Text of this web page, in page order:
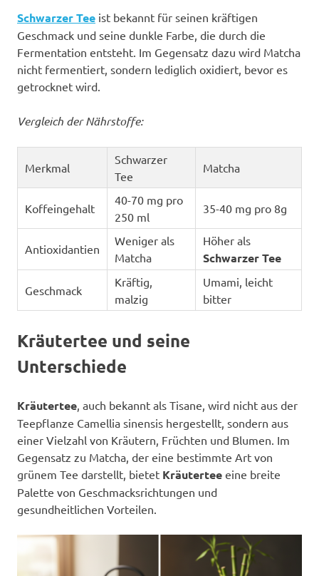
Schwarzer Tee ist bekannt für seinen kräftigen
Geschmack und seine dunkle Farbe, die durch die
Fermentation entsteht. Im Gegensatz dazu wird Matcha
nicht fermentiert, sondern lediglich oxidiert, bevor es
getrocknet wird.
Vergleich der Nährstoffe:
Merkmal
Schwarzer
Tee
Matcha
Koffeingehalt
40-70 mg pro
250 ml
35-40 mg pro 8g
Antioxidantien
Weniger als
Matcha
Höher als
Schwarzer Tee
Geschmack
Kräftig,
malzig
Umami, leicht
bitter
Kräutertee und seine
Unterschiede
Kräutertee, auch bekannt als Tisane, wird nicht aus der
Teepflanze Camellia sinensis hergestellt, sondern aus
einer Vielzahl von Kräutern, Früchten und Blumen. Im
Gegensatz zu Matcha, der eine bestimmte Art von
grünem Tee darstellt, bietet Kräutertee eine breite
Palette von Geschmacksrichtungen und
gesundheitlichen Vorteilen.